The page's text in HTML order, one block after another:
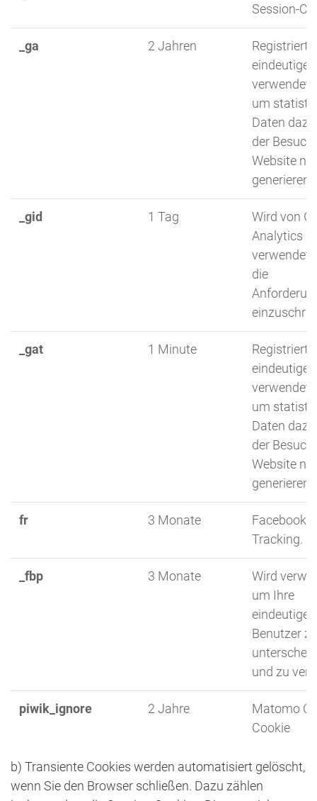
Session-
_ga 2 Jahren
Registriert
eindeutige
verwendet
um
Daten
der
Website
generieren.
_gid 1 Tag
Wird von
Analytics
verwendet,
die
_gat 1 Minute
Registriert
eindeutige
verwendet
um
Daten
der
Website
generieren
fr 3 Monate
Facebook
Tracking.
_fbp 3 Monate
Wird
um Ihre
eindeutigen
Benutzer zu
und zu
piwik_ignore 2 Jahre
Matomo
Cookie
b) Transiente Cookies werden automatisiert gelöscht,
wenn Sie den Browser schließen. Dazu zählen